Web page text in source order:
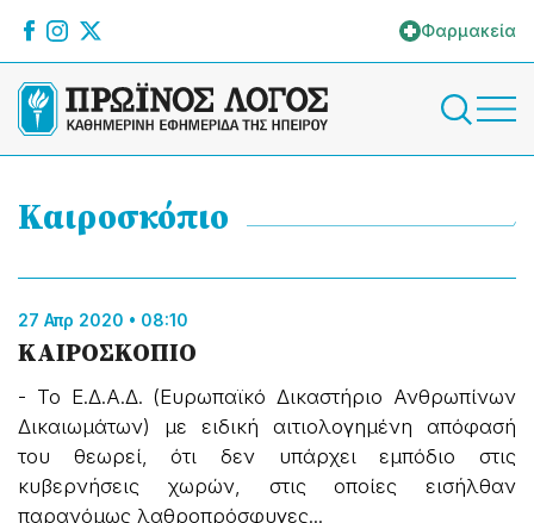
Φαρμακεία
Καιροσκόπιο
27 Απρ 2020 • 08:10
ΚΑΙΡΟΣΚΟΠΙΟ
- Το Ε.Δ.Α.Δ. (Ευρωπαϊκό Δικαστήριο Ανθρωπίνων
Δικαιωμάτων) με ειδική αιτιολογημένη απόφασή
του θεωρεί, ότι δεν υπάρχει εμπόδιο στις
κυβερνήσεις χωρών, στις οποίες εισήλθαν
παρανόμως λαθροπρόσφυγες...